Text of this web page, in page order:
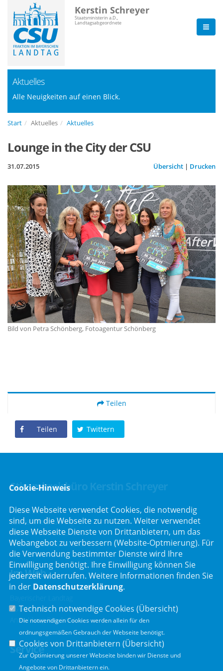
Kerstin Schreyer
Staatsministerin a.D.,
Landtagsabgeordnete
Aktuelles
Alle Neuigkeiten auf einen Blick.
Start Aktuelles Aktuelles
Lounge in the City der CSU
31.07.2015 Übersicht | Drucken
Bild von Petra Schönberg, Fotoagentur Schönberg
Teilen
Teilen Twittern
Stimmkreisbüro Kerstin Schreyer
Parkstraße 19
82008 Unterhaching
Telefon :089/66557816
Telefax : 089/66557818
Im Web
CSU Fraktion
Anmeldung Rundmail
Service
Cookie-Hinweis
Diese Webseite verwendet Cookies, die notwendig
sind, um die Webseite zu nutzen. Weiter verwendet
diese Webseite Dienste von Drittanbietern, um das
Webangebot zu verbessern (Website-Optmierung). Für
die Verwendung bestimmter Dienste wird Ihre
Einwilligung benötigt. Ihre Einwilligung können Sie
jederzeit widerrufen. Weitere Informationen finden Sie
in der Datenschutzerklärung.
Technisch notwendige Cookies (Übersicht)
Die notwendigen Cookies werden allein für den
ordnungsgemäßen Gebrauch der Webseite benötigt.
Cookies von Drittanbietern (Übersicht)
Zur Optimierung unserer Webseite binden wir Dienste und
Angebote von Drittanbietern ein.